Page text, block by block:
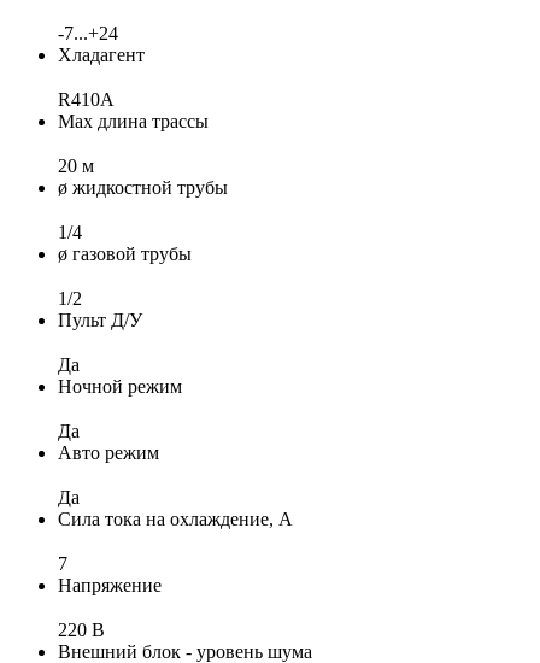
-7...+24
Хладагент
R410A
Max длина трассы
20 м
ø жидкостной трубы
1/4
ø газовой трубы
1/2
Пульт Д/У
Да
Ночной режим
Да
Авто режим
Да
Сила тока на охлаждение, А
7
Напряжение
220 В
Внешний блок - уровень шума